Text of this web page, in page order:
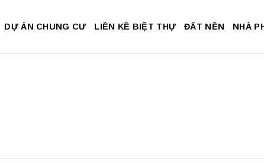
DỰ ÁN CHUNG CƯ LIỀN KỀ BIỆT THỰ ĐẤT NỀN NHÀ